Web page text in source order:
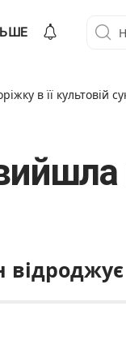
в її культовій